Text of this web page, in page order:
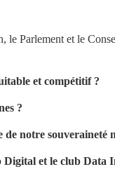
Parlement et le
et compétitif ?
?
notre souveraineté
et le club Data